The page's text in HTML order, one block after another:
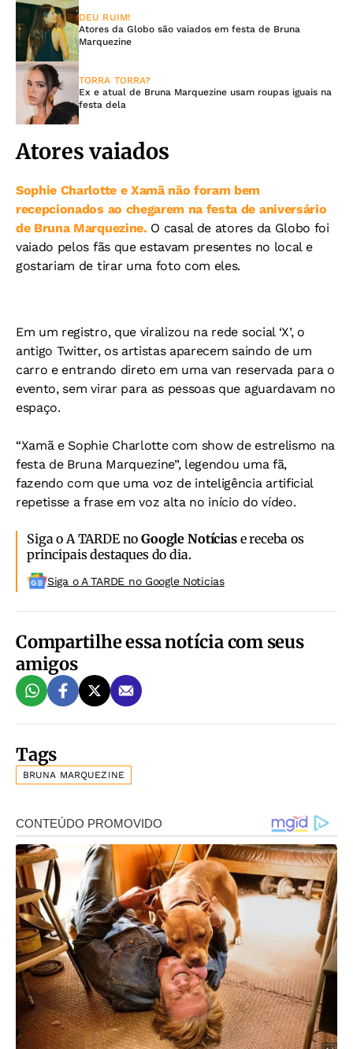
DEU RUIM!
Atores da Globo são vaiados em festa de Bruna
Marquezine
TORRA TORRA?
Ex e atual de Bruna Marquezine usam roupas iguais na
festa dela
Atores vaiados
Sophie Charlotte e Xamã não foram bem
recepcionados ao chegarem na festa de aniversário
de Bruna Marquezine. O casal de atores da Globo foi
vaiado pelos fãs que estavam presentes no local e
gostariam de tirar uma foto com eles.
Em um registro, que viralizou na rede social ‘X’, o
antigo Twitter, os artistas aparecem saindo de um
carro e entrando direto em uma van reservada para o
evento, sem virar para as pessoas que aguardavam no
espaço.
“Xamã e Sophie Charlotte com show de estrelismo na
festa de Bruna Marquezine”, legendou uma fã,
fazendo com que uma voz de inteligência artificial
repetisse a frase em voz alta no início do vídeo.
Siga o A TARDE noGoogle Notíciase receba os
principais destaques do dia.
Siga o A TARDE no Google Noticias
Compartilhe essa notícia com seus
amigos
Tags
BRUNA MARQUEZINE